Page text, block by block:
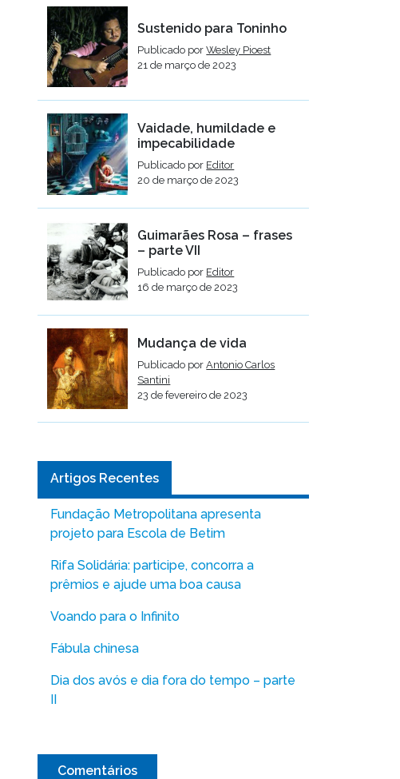
Sustenido para Toninho
Publicado porWesley Pioest
21 de março de 2023
Vaidade, humildade e
impecabilidade
Publicado por Editor
20 de março de 2023
Guimarães Rosa – frases
– parte VII
Publicado por Editor
16 de março de 2023
Mudança de vida
Publicado porAntonio Carlos
Santini
23 de fevereiro de 2023
Artigos Recentes
Fundação Metropolitana apresenta
projeto para Escola de Betim
Rifa Solidária: participe, concorra a
prêmios e ajude uma boa causa
Voando para o Infinito
Fábula chinesa
Dia dos avós e dia fora do tempo – parte
II
Comentários